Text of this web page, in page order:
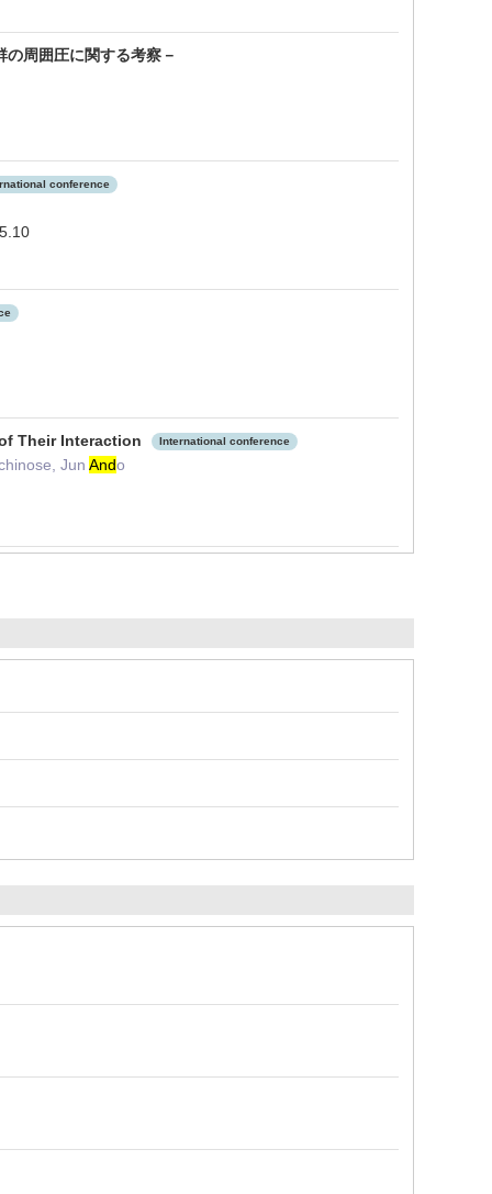
周囲圧に関する考察－
conference
Their Interaction International conference
Jun Ando